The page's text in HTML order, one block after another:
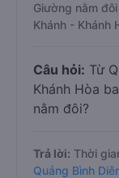
Giường nằm
Khánh - Khánh
Câu hỏi: Từ
Khánh Hòa
nằm đôi?
Trả lời: Thời
Quảng Bình